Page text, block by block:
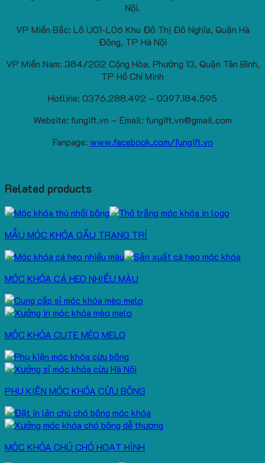
Nội.
VP Miền Bắc: Lô U01-L06 Khu Đô Thị Đô Nghĩa, Quận Hà
Đông, TP Hà Nội
VP Miền Nam: 384/2G2 Cộng Hòa, Phường 13, Quận Tân Bình,
TP Hồ Chí Minh
Hotline: 0376.288.492 – 0397.184.595
Website: fungift.vn – Email: fungift.vn@gmail.com
Fanpage: www.facebook.com/fungift.vn
Related products
MẪU MÓC KHÓA GẤU TRANG TRÍ
MÓC KHÓA CÁ HEO NHIỀU MÀU
MÓC KHÓA CUTE MÈO MELO
PHỤ KIỆN MÓC KHÓA CỪU BÔNG
MÓC KHÓA CHÚ CHÓ HOẠT HÌNH